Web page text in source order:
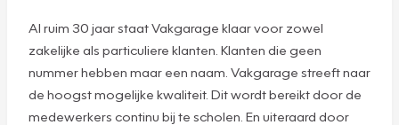
Al ruim 30 jaar staat Vakgarage klaar voor zowel
zakelijke als particuliere klanten. Klanten die geen
nummer hebben maar een naam. Vakgarage streeft naar
de hoogst mogelijke kwaliteit. Dit wordt bereikt door de
medewerkers continu bij te scholen. En uiteraard door